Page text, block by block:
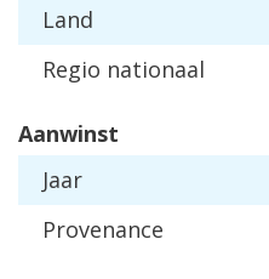
Land
Regio nationaal
Aanwinst
Jaar
Provenance